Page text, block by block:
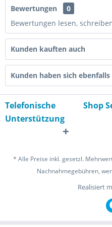
Bewertungen
0
Bewertungen lesen,
Kunden kauften auch
Kunden haben sich ebenfalls
Telefonische
Unterstützung
Shop
* Alle Preise inkl. gesetzl.
Nachnahmegebühren,
Realisiert